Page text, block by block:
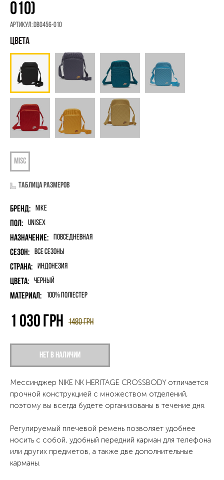
010)
Артикул:DB0456-010
Таблица размеров
Бренд: Nike
Пол: unisex
Назначение: Повседневная
Сезон: Все сезоны
Страна: Индонезия
Цвета: Черный
Материал: 100% поліестер
Нет в наличии
1480грн
1 030 грн
Мессинджер NIKE NK HERITAGE CROSSBODY отличается
прочной конструкцией с множеством отделений,
поэтому вы всегда будете организованы в течение дня.
Регулируемый плечевой ремень позволяет удобнее
носить с собой, удобный передний карман для телефона
или других предметов, а также две дополнительные
карманы.